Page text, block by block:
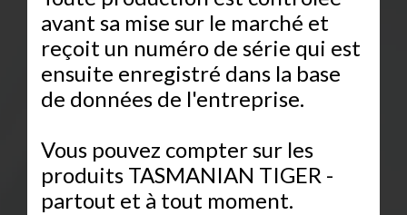
avant sa mise sur le marché et
reçoit un numéro de série qui est
ensuite enregistré dans la base
de données de l'entreprise.
Vous pouvez compter sur les
produits TASMANIAN TIGER -
partout et à tout moment.